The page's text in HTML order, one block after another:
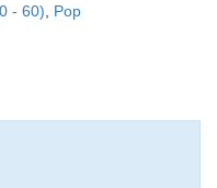
- 60)
Pop